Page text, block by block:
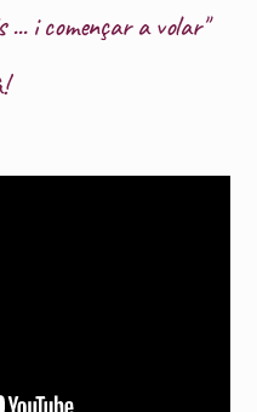
i començar a volar"